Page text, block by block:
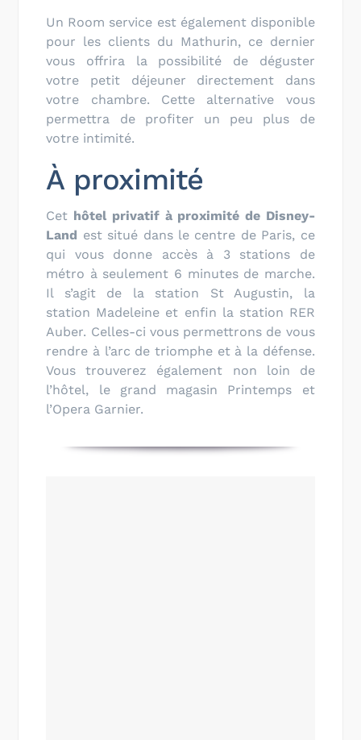
Un Room service est également disponible
pour les clients du Mathurin, ce dernier
vous offrira la possibilité de déguster
votre petit déjeuner directement dans
votre chambre. Cette alternative vous
permettra de profiter un peu plus de
votre intimité.
À proximité
Cet hôtel privatif à proximité de Disney-
Land est situé dans le centre de Paris, ce
qui vous donne accès à 3 stations de
métro à seulement 6 minutes de marche.
Il s’agit de la station St Augustin, la
station Madeleine et enfin la station RER
Auber. Celles-ci vous permettrons de vous
rendre à l’arc de triomphe et à la défense.
Vous trouverez également non loin de
l’hôtel, le grand magasin Printemps et
l’Opera Garnier.